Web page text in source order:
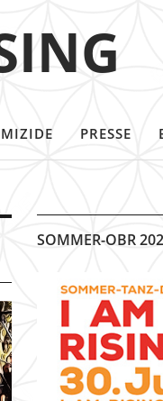
PRESSE
SOMMER-OBR